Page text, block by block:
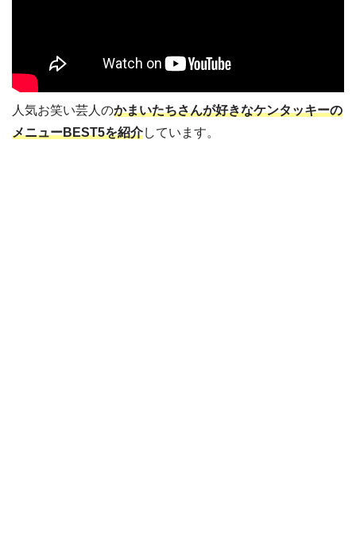
人気お笑い芸人のかまいたちさんが好きなケンタッキーの
メニューBEST5を紹介しています。